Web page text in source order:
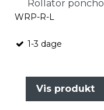
Rollator poncho
WRP-R-L
1-3 dage
Vis produkt